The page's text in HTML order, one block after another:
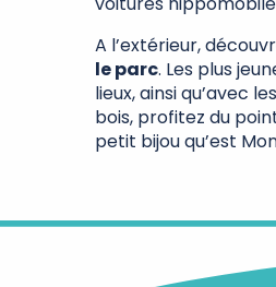
A l’extérieur,
le parc. Les plus
lieux, ainsi qu’avec
bois, profitez du
petit bijou qu’est